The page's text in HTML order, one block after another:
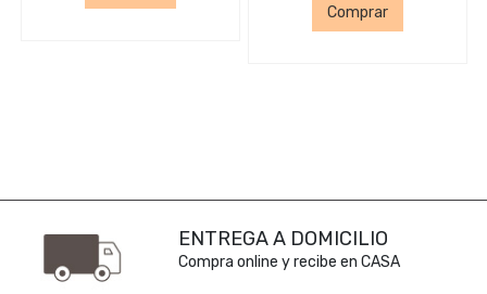
Comprar
ENTREGA A DOMICILIO
Compra online y recibe en CASA